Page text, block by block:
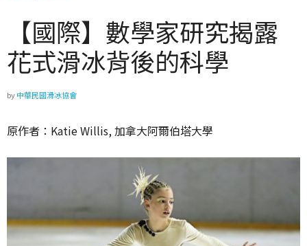
【國際】數學家研究揭露
花式滑冰背後的科學
by中華民國滑冰協會
原作者：Katie Willis, 加拿大阿爾伯塔大學